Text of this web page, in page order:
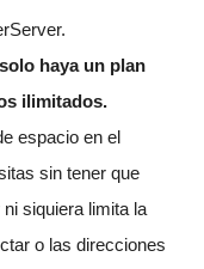
haya un plan
ilimitados.
espacio en el
sin tener que
siquiera limita la
o las direcciones